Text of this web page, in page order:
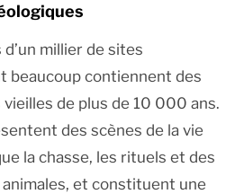
millier de sites
beaucoup contiennent des
de plus de 10 000 ans.
des scènes de la vie
la chasse, les rituels et des
et constituent une